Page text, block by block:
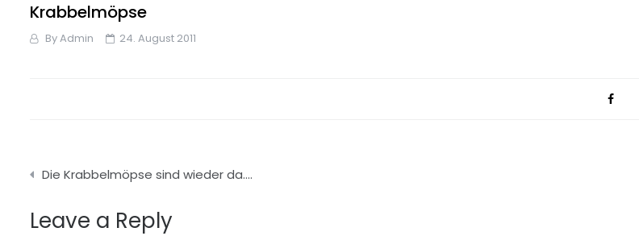
Krabbelmöpse
ByAdmin 24. August 2011
Beitragsnavigation
Die Krabbelmöpse sind wieder da….
Leave a Reply